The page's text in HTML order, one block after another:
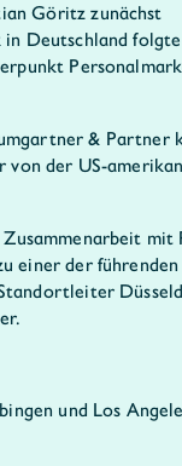
Göritz zunächst
Deutschland
& Partner
von der US-
mit
einer der führenden
und Los